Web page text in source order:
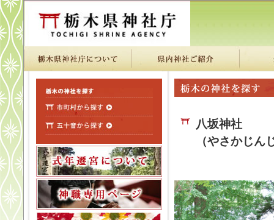
八坂神社
（やさかじん